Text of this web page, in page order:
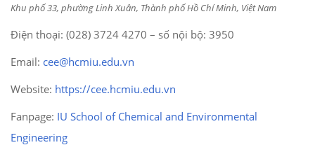
Khu phố 33, phường Linh Xuân, Thành phố Hồ Chí Minh, Việt Nam
Điện thoại: (028) 3724 4270 – số nội bộ: 3950
Email: cee@hcmiu.edu.vn
Website: https://cee.hcmiu.edu.vn
Fanpage: IU School of Chemical and Environmental
Engineering